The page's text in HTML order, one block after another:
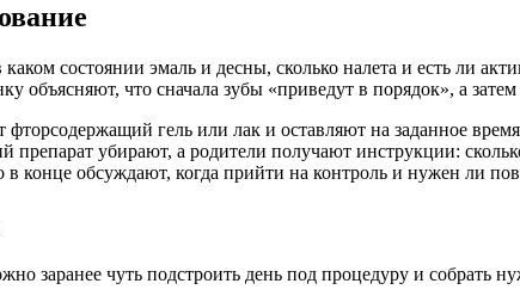
состоянии эмаль и десны, сколько налета и есть ли
объясняют, что сначала зубы «приведут в порядок», а
фторсодержащий гель или лак и оставляют на заданное
убирают, а родители получают инструкции:
в конце обсуждают, когда прийти на контроль и нужен ли
заранее чуть подстроить день под процедуру и собрать